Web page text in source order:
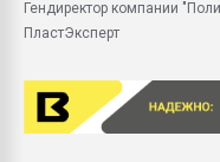
Гендиректор компании
ПластЭксперт